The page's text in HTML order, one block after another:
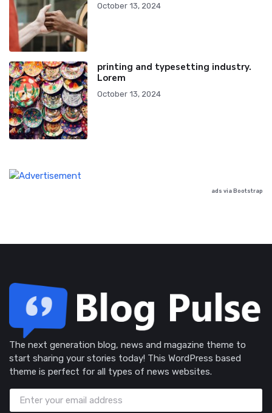
October 13, 2024
printing and typesetting industry.
Lorem
October 13, 2024
ads via Bootstrap
The next generation blog, news and magazine theme to
start sharing your stories today! This WordPress based
theme is perfect for all types of news websites.